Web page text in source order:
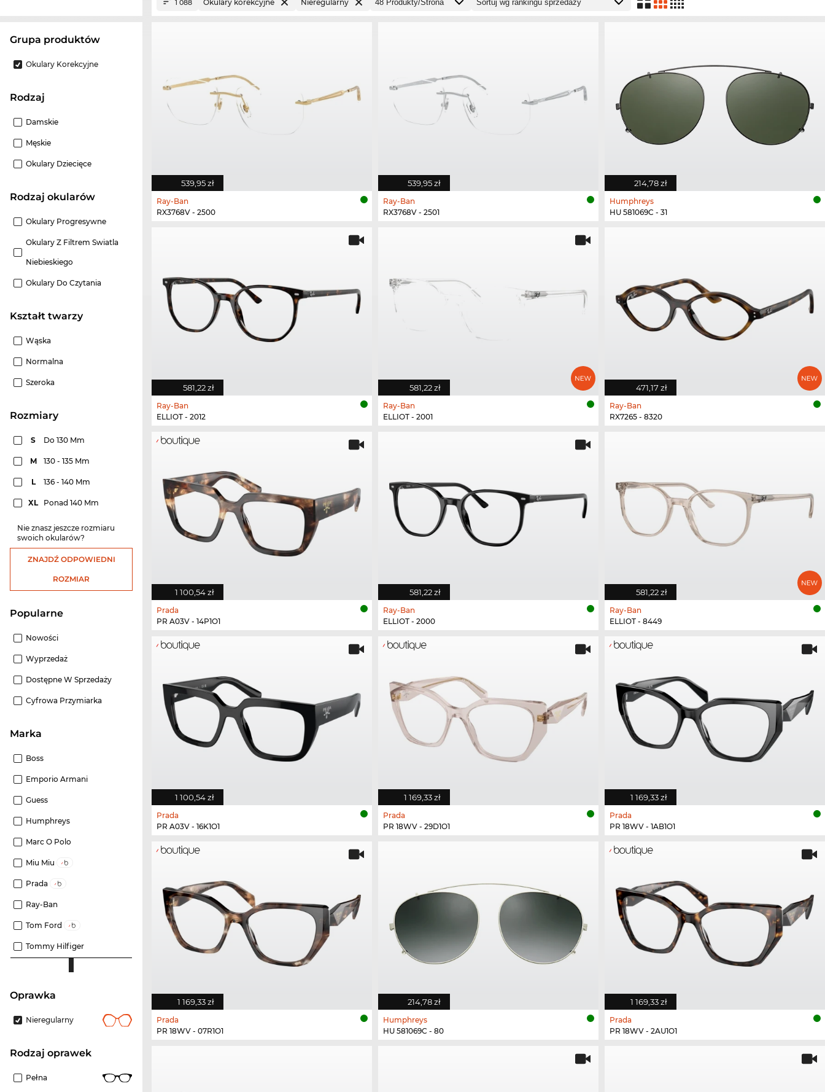
grupa produktów
Okulary Korekcyjne
Rodzaj
Damskie
Męskie
Okulary Dziecięce
Rodzaj okularów
Okulary Progresywne
Okulary Z Filtrem Swiatla
Niebieskiego
Okulary Do Czytania
Kształt twarzy
Wąska
Normalna
Szeroka
rozmiary
S Do 130 Mm
M 130 - 135 Mm
L 136 - 140 Mm
XL Ponad 140 Mm
Nie znasz jeszcze rozmiaru
swoich okularów?
ZNAJDŹ ODPOWIEDNI
ROZMIAR
Popularne
Nowości
Wyprzedaż
Dostępne W Sprzedaży
Cyfrowa Przymiarka
Marka
Boss
Emporio Armani
Guess
Humphreys
Marc O Polo
Miu Miu
Prada
Ray-Ban
Tom Ford
Tommy Hilfiger
oprawka
Nieregularny
rodzaj oprawek
Pełna
1 088 Okulary korekcyjne Nieregularny
539,95 zł
Ray-Ban
RX3768V - 2500
539,95 zł
Ray-Ban
RX3768V - 2501
214,78 zł
Humphreys
HU 581069C - 31
581,22 zł
Ray-Ban
ELLIOT - 2012
581,22 zł
Ray-Ban
ELLIOT - 2001
471,17 zł
Ray-Ban
RX7265 - 8320
1 100,54 zł
Prada
PR A03V - 14P1O1
581,22 zł
Ray-Ban
ELLIOT - 2000
581,22 zł
Ray-Ban
ELLIOT - 8449
1 100,54 zł
Prada
PR A03V - 16K1O1
1 169,33 zł
Prada
PR 18WV - 29D1O1
1 169,33 zł
Prada
PR 18WV - 1AB1O1
1 169,33 zł
Prada
PR 18WV - 07R1O1
214,78 zł
Humphreys
HU 581069C - 80
1 169,33 zł
Prada
PR 18WV - 2AU1O1